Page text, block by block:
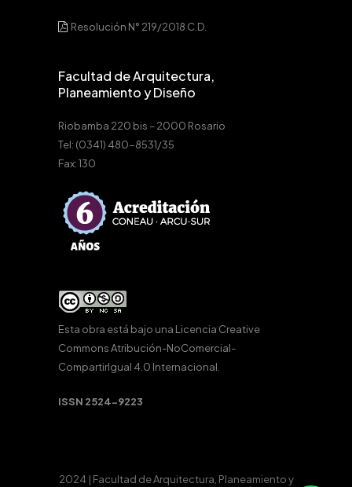
Resolución N° 219/2018 C.D.
Facultad de Arquitectura,
Planeamiento y Diseño
Riobamba 220 bis – 2000 Rosario
Tel: (0341) 480-8531/35
Fax: 130
Esta obra está bajo una Licencia Creative
Commons Atribución-NoComercial-
CompartirIgual 4.0 Internacional.
ISSN 2524-9223
2024 | Facultad de Arquitectura, Planeamiento y